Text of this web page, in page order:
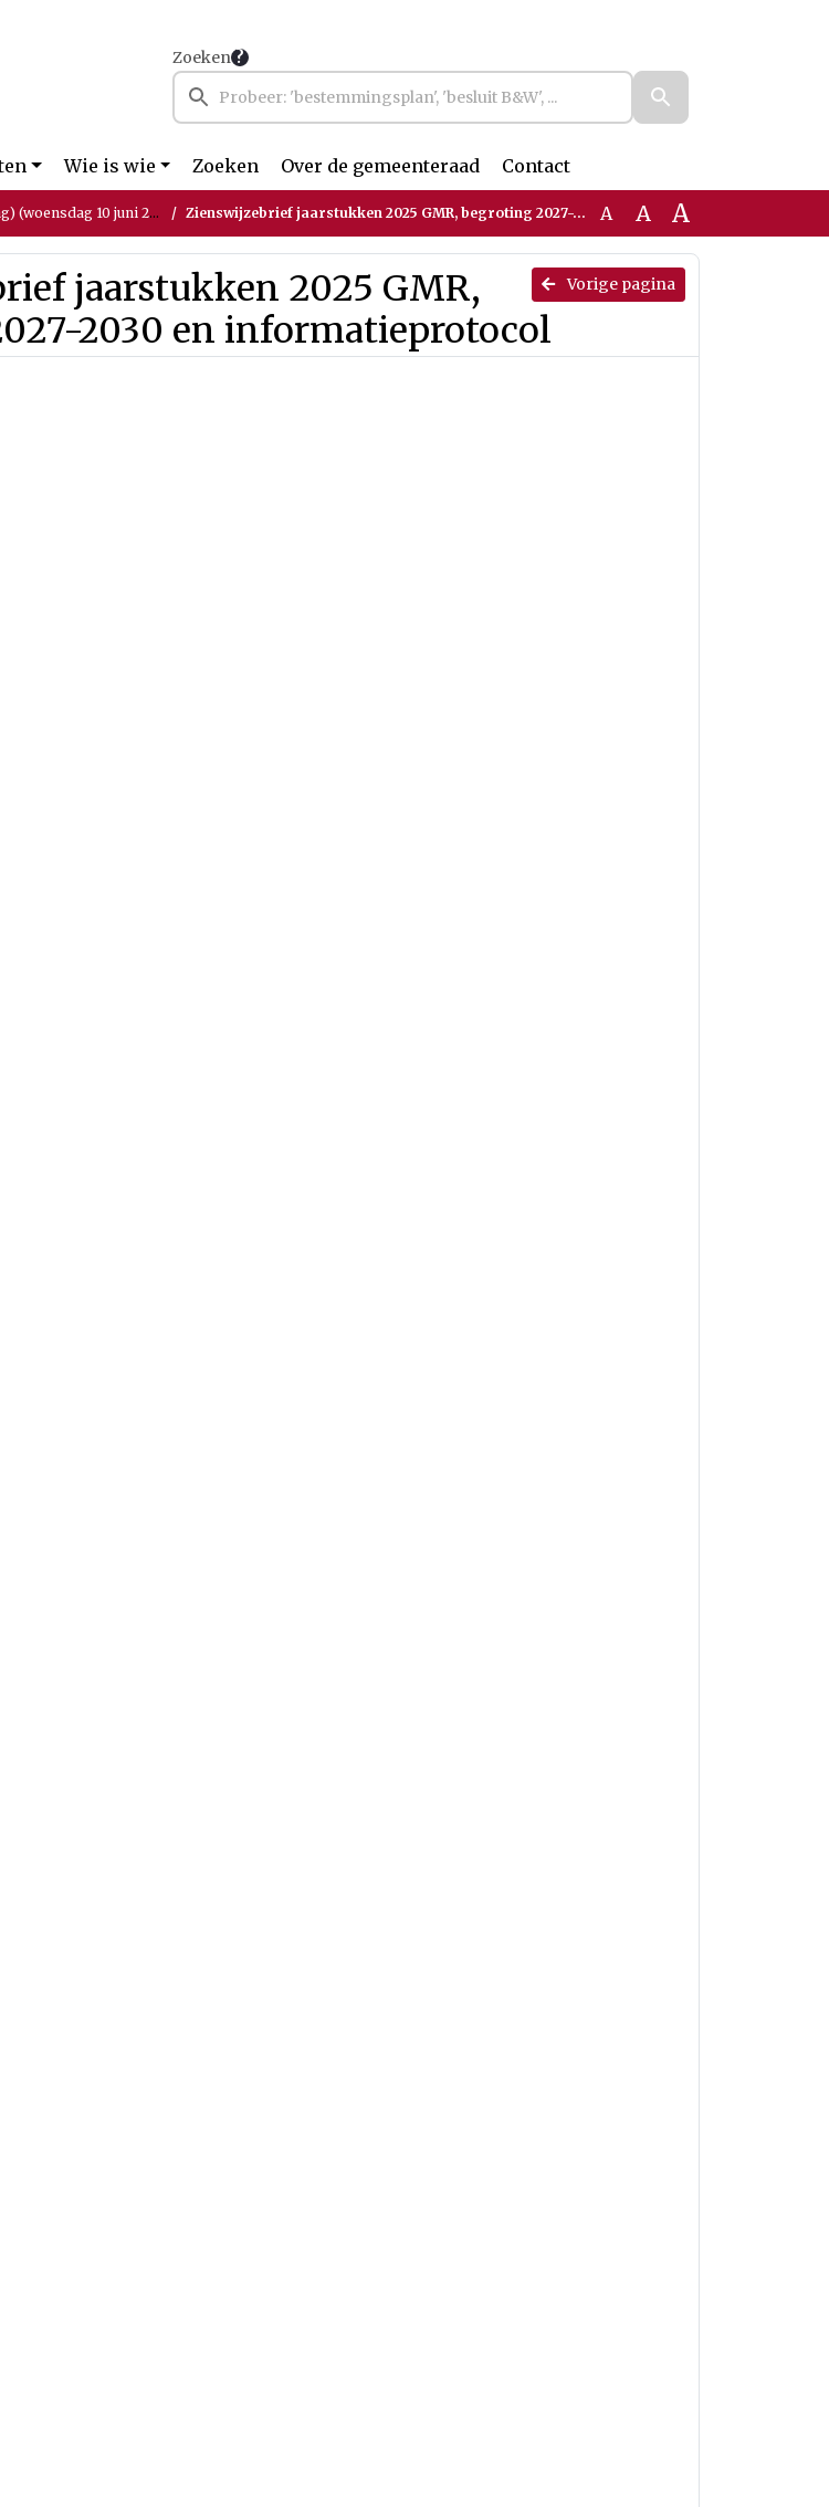
Zoeken
Wie is wie Zoeken Over de gemeenteraad Contact
10 juni 2026) Zienswijzebrief jaarstukken 2025 GMR, begroting 2027-2030 en informatieprotocol A A A
Vorige pagina
jaarstukken 2025 GMR,
2030 en informatieprotocol